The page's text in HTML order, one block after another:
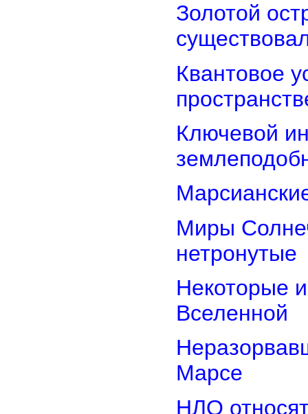
Золотой
Квантовое
Ключевой
Миры
нетронутые
Некоторые
Вселенной
Марсе
НЛО